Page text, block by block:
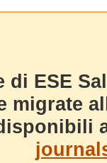
di ESE
migrate